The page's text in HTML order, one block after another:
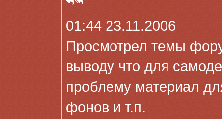
01:44 23.11.2006
Просмотрел темы
выводу что для
проблему материал
фонов и т.п.